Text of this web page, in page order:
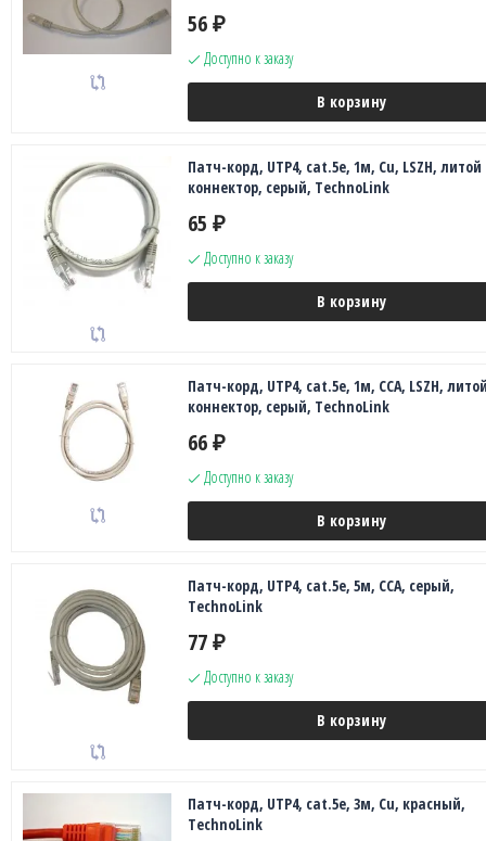
56 ₽
Доступно к заказу
В корзину
Патч-корд, UTP4, cat.5e, 1м, Сu, LSZH, литой
коннектор, серый, TechnoLink
65 ₽
Доступно к заказу
В корзину
Патч-корд, UTP4, cat.5е, 1м, CCA, LSZH,
коннектор, серый, TechnoLink
66 ₽
Доступно к заказу
В корзину
Патч-корд, UTP4, cat.5е, 5м, CCA, серый,
TechnoLink
77 ₽
Доступно к заказу
В корзину
Патч-корд, UTP4, cat.5e, 3м, Сu, красный,
TechnoLink